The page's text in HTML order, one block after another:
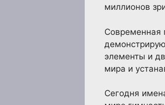
миллионов
Современная
элементы и
мира и
Сегодня